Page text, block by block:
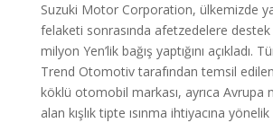
Suzuki Motor Corporation, ülkemizde
felaketi sonrasında afetzedelere
milyon Yen’lik bağış yaptığını açıkladı.
Trend Otomotiv tarafından temsil
köklü otomobil markası, ayrıca Avrupa
alan kışlık tipte ısınma ihtiyacına